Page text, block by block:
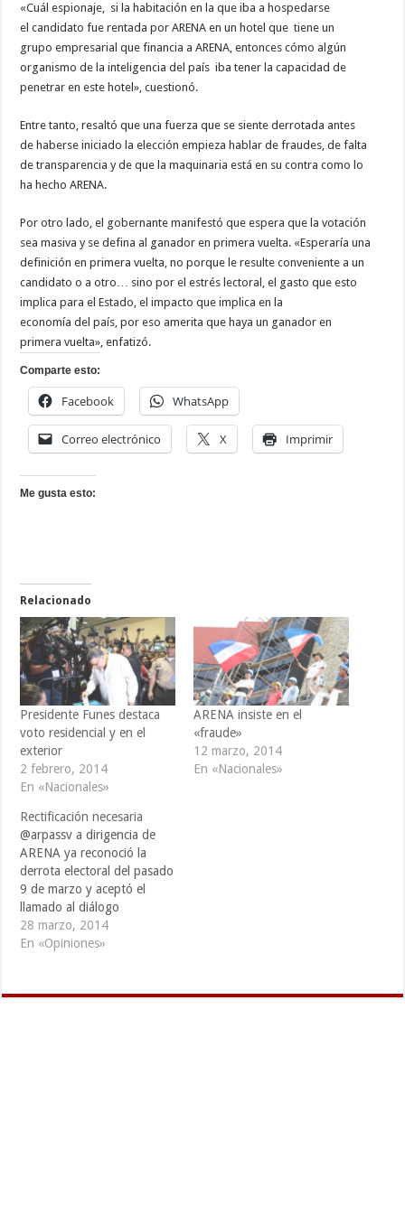
«Cuál espionaje, si la habitación en la que iba a hospedarse
el candidato fue rentada por ARENA en un hotel que tiene un
grupo empresarial que financia a ARENA, entonces cómo algún
organismo de la inteligencia del país iba tener la capacidad de
penetrar en este hotel», cuestionó.
Entre tanto, resaltó que una fuerza que se siente derrotada antes
de haberse iniciado la elección empieza hablar de fraudes, de falta
de transparencia y de que la maquinaria está en su contra como lo
ha hecho ARENA.
Por otro lado, el gobernante manifestó que espera que la votación
sea masiva y se defina al ganador en primera vuelta. «Esperaría una
definición en primera vuelta, no porque le resulte conveniente a un
candidato o a otro… sino por el estrés lectoral, el gasto que esto
implica para el Estado, el impacto que implica en la
economía del país, por eso amerita que haya un ganador en
primera vuelta», enfatizó.
Comparte esto:
Facebook WhatsApp
Correo electrónico X Imprimir
Me gusta esto:
Relacionado
Presidente Funes destaca
voto residencial y en el
exterior
2 febrero, 2014
En «Nacionales»
ARENA insiste en el
«fraude»
12 marzo, 2014
En «Nacionales»
Rectificación necesaria
@arpassv a dirigencia de
ARENA ya reconoció la
derrota electoral del pasado
9 de marzo y aceptó el
llamado al diálogo
propuesto por el triunfante
FMLN. El partido de
view inteligente, ambulance
28 marzo, 2014
En «Opiniones»